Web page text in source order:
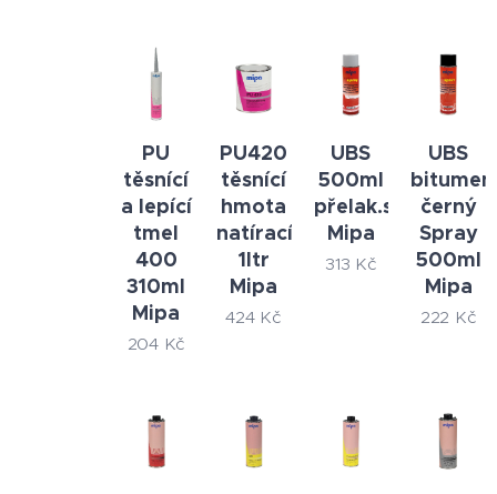
PU
těsnící
a lepící
tmel
400
310ml
Mipa
204Kč
PU420
těsnící
hmota
natírací
1ltr
Mipa
424Kč
UBS
500ml
přelak.sprej
Mipa
313 Kč
UBS
bitumen
černý
Spray
500ml
Mipa
222 Kč